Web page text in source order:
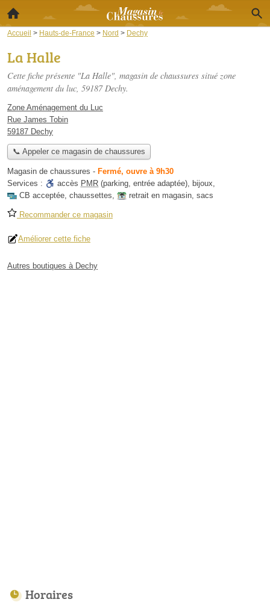
Accueil > Hauts-de-France > Nord > Dechy
La Halle
Cette fiche présente "La Halle", magasin de chaussures situé zone
aménagement du luc, 59187 Dechy.
Zone Aménagement du Luc
Rue James Tobin
59187 Dechy
📞 Appeler ce magasin de chaussures
Magasin de chaussures - Fermé, ouvre à 9h30
Services :
accès PMR (parking, entrée adaptée), bijoux,
CB acceptée, chaussettes, retrait en magasin, sacs
Recommander ce magasin
Améliorer cette fiche
Autres boutiques à Dechy
Horaires